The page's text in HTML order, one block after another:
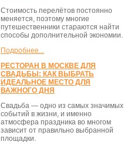
Стоимость перелётов постоянно
меняется, поэтому многие
путешественники стараются найти
способы дополнительной экономии.
Подробнее...
РЕСТОРАН В МОСКВЕ ДЛЯ
СВАДЬБЫ: КАК ВЫБРАТЬ
ИДЕАЛЬНОЕ МЕСТО ДЛЯ
ВАЖНОГО ДНЯ
Свадьба — одно из самых значимых
событий в жизни, и именно
атмосфера праздника во многом
зависит от правильно выбранной
площадки.